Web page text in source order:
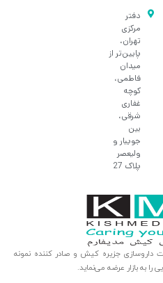
دفتر
مرکزی
تهران،
پایین‌تر از
میدان
فاطمی،
کوچه
غفاری
شرقی،
بین
جویبار و
ولیعصر
پلاک 27
داروسازی جزیره کیش و صادر کننده نمونه